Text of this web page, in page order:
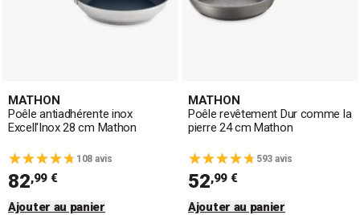
MATHON
Poêle antiadhérente inox
Excell'Inox 28 cm Mathon
108 avis
82,99 €
Ajouter au panier
MATHON
Poêle revêtement Dur comme la
pierre 24 cm Mathon
593 avis
52,99 €
Ajouter au panier